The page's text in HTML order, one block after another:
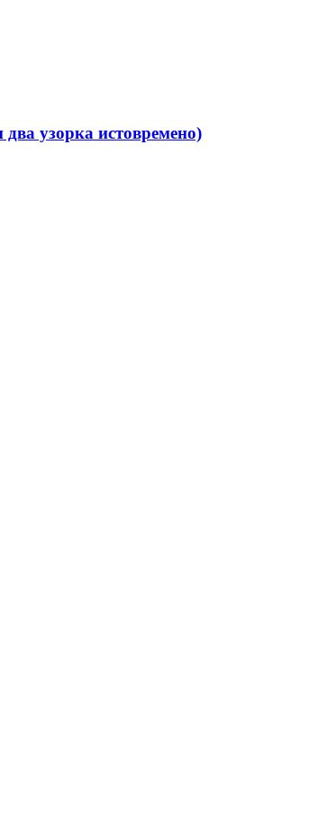
узорка истовремено)